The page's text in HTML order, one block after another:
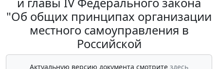
"Об общих принципах организации
местного самоуправления в
Российской
Актуальную версию документа смотрите здесь